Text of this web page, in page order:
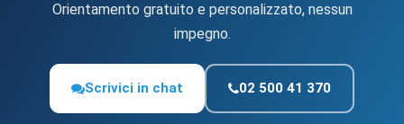
Orientamento gratuito e personalizzato, nessun
impegno.
Scrivici in chat 02 500 41 370